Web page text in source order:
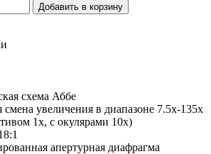
Добавить в корзину
схема Аббе
смена увеличения в диапазоне 7.5x-135x
1x, с окулярами 10x)
апертурная диафрагма